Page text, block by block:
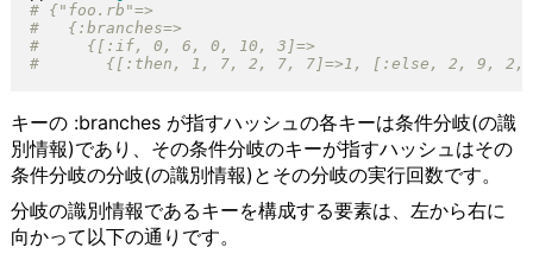
キーの :branches が指すハッシュの各キーは条件分岐(の識
別情報)であり、その条件分岐のキーが指すハッシュはその
条件分岐の分岐(の識別情報)とその分岐の実行回数です。
分岐の識別情報であるキーを構成する要素は、左から右に
向かって以下の通りです。